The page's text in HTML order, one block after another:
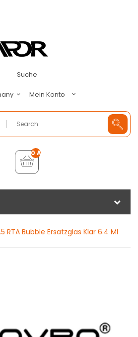
Suche
Mein Konto
0 Artikel - €0,00
RTA Bubble Ersatzglas Klar 6.4 Ml